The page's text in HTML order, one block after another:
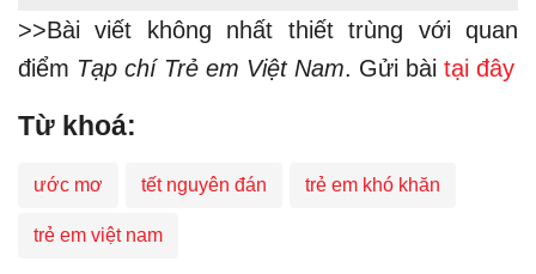
>>Bài viết không nhất thiết trùng với quan
điểm Tạp chí Trẻ em Việt Nam. Gửi bài tại đây
Từ khoá:
ước mơ tết nguyên đán trẻ em khó khăn
trẻ em việt nam